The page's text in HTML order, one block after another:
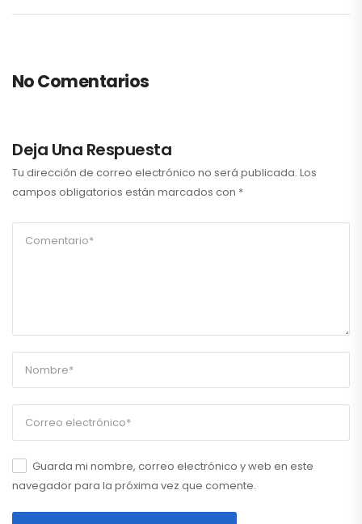
No Comentarios
Deja Una Respuesta
Tu dirección de correo electrónico no será publicada. Los
campos obligatorios están marcados con *
Guarda mi nombre, correo electrónico y web en este
navegador para la próxima vez que comente.